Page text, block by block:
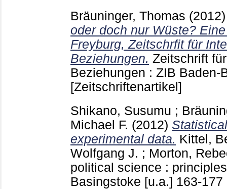
Bräuninger, Thomas
oder doch nur Wüste?
Freyburg, Zeitschrfit für
Beziehungen. Zeitschrift
Beziehungen : ZIB Baden-
[Zeitschriftenartikel]
Shikano, Susumu ;
Michael F. (2012)
experimental data. Kittel,
Wolfgang J. ; Morton,
political science :
Basingstoke [u.a.] 163-177